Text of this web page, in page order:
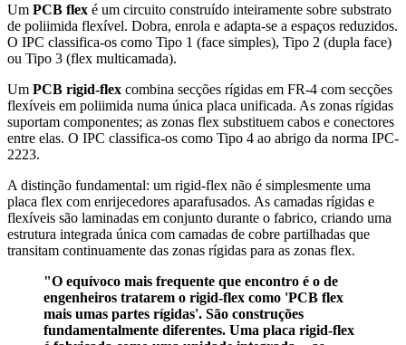
Um PCB flex é um circuito construído inteiramente sobre substrato
de poliimida flexível. Dobra, enrola e adapta-se a espaços reduzidos.
O IPC classifica-os como Tipo 1 (face simples), Tipo 2 (dupla face)
ou Tipo 3 (flex multicamada).
Um PCB rigid-flex combina secções rígidas em FR-4 com secções
flexíveis em poliimida numa única placa unificada. As zonas rígidas
suportam componentes; as zonas flex substituem cabos e conectores
entre elas. O IPC classifica-os como Tipo 4 ao abrigo da norma IPC-
2223.
A distinção fundamental: um rigid-flex não é simplesmente uma
placa flex com enrijecedores aparafusados. As camadas rígidas e
flexíveis são laminadas em conjunto durante o fabrico, criando uma
estrutura integrada única com camadas de cobre partilhadas que
transitam continuamente das zonas rígidas para as zonas flex.
"O equívoco mais frequente que encontro é o de
engenheiros tratarem o rigid-flex como 'PCB flex
mais umas partes rígidas'. São construções
fundamentalmente diferentes. Uma placa rigid-flex